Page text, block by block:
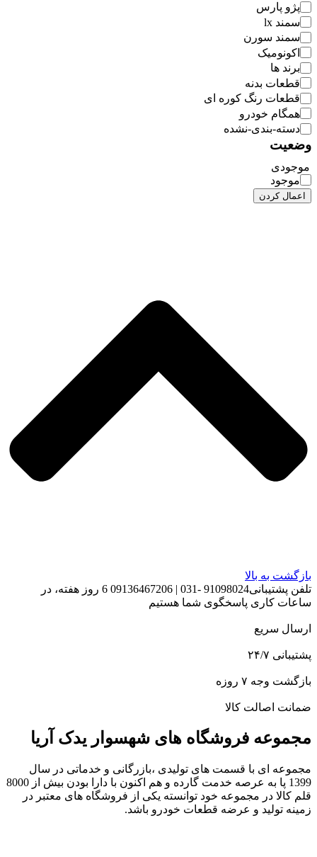
پژو پارس
سمند lx
سمند سورن
اکونومیک
برند ها
قطعات بدنه
قطعات رنگ کوره ای
همگام خودرو
دسته-بندی-نشده
وضعیت
موجودی
موجود
اعمال کردن
بازگشت به بالا
تلفن پشتیبانی91098024 -031 | 09136467206 6 روز هفته، در
ساعات کاری پاسخگوی شما هستیم
ارسال سریع
پشتیبانی ۲۴/۷
بازگشت وجه ۷ روزه
ضمانت اصالت کالا
مجموعه فروشگاه های شهسوار یدک آریا
مجموعه ای با قسمت های تولیدی ،بازرگانی و خدماتی در سال
1399 پا به عرصه خدمت گارده و هم اکنون با دارا بودن بیش از 8000
قلم کالا در مجموعه خود توانسته یکی از فروشگاه های معتبر در
زمینه تولید و عرضه قطعات خودرو باشد.